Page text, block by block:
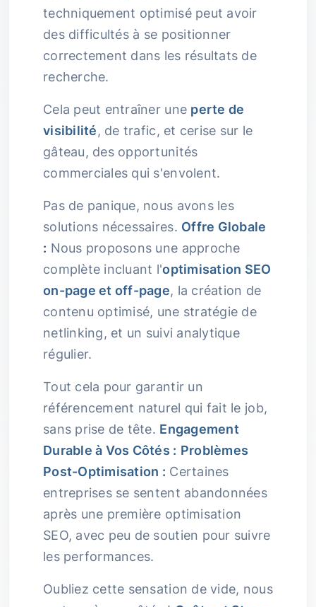
techniquement optimisé peut avoir
des difficultés à se positionner
correctement dans les résultats de
recherche.
Cela peut entraîner une perte de
visibilité, de trafic, et cerise sur le
gâteau, des opportunités
commerciales qui s'envolent.
Pas de panique, nous avons les
solutions nécessaires. Offre Globale
: Nous proposons une approche
complète incluant l'optimisation SEO
on-page et off-page, la création de
contenu optimisé, une stratégie de
netlinking, et un suivi analytique
régulier.
Tout cela pour garantir un
référencement naturel qui fait le job,
sans prise de tête. Engagement
Durable à Vos Côtés : Problèmes
Post-Optimisation : Certaines
entreprises se sentent abandonnées
après une première optimisation
SEO, avec peu de soutien pour suivre
les performances.
Oubliez cette sensation de vide, nous